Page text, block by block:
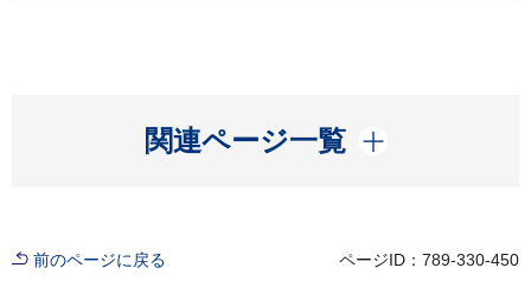
関連ページ一覧
開く
前のページに戻る ページID：789-330-450